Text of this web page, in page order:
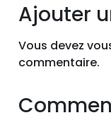
Ajouter
Vous devez
commentaire.